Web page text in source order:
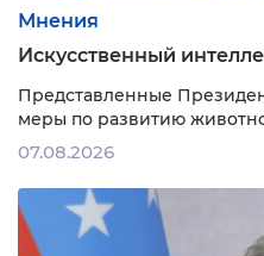
Мнения
Искусственный
Представленные
меры по развитию
служат дальнейшему
качественной
повышению экспортного
агропромышленного
07.08.2026